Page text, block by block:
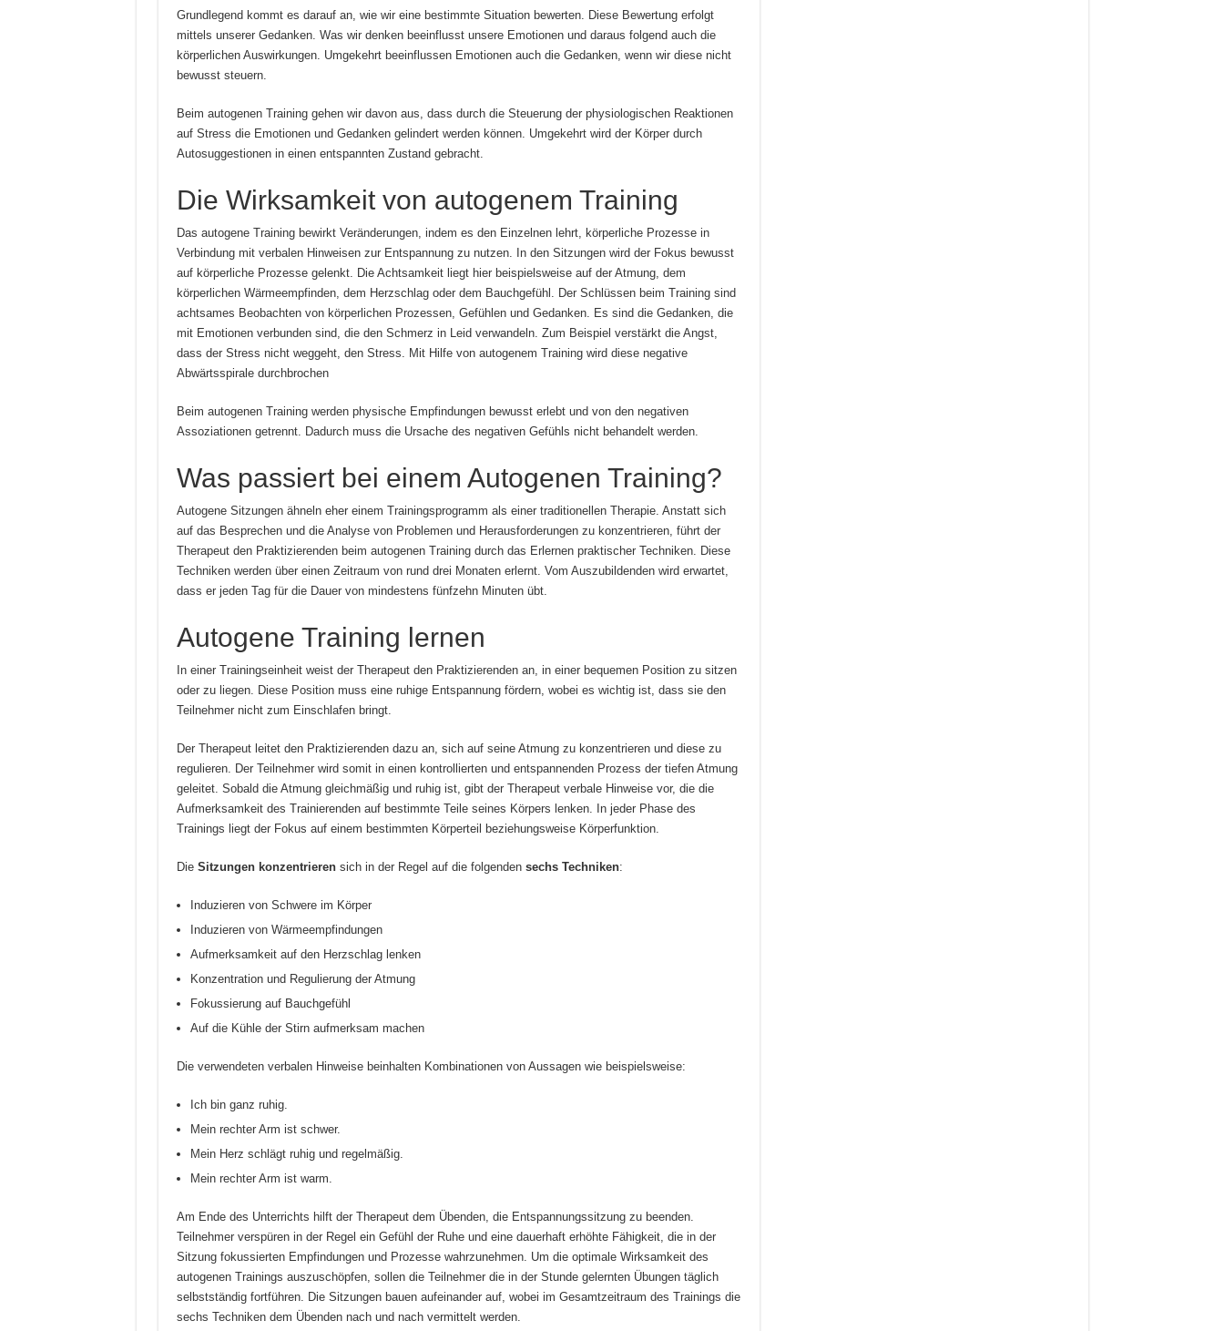
Grundlegend kommt es darauf an, wie wir eine bestimmte Situation bewerten. Diese Bewertung erfolgt
mittels unserer Gedanken. Was wir denken beeinflusst unsere Emotionen und daraus folgend auch die
körperlichen Auswirkungen. Umgekehrt beeinflussen Emotionen auch die Gedanken, wenn wir diese nicht
bewusst steuern.
Beim autogenen Training gehen wir davon aus, dass durch die Steuerung der physiologischen Reaktionen
auf Stress die Emotionen und Gedanken gelindert werden können. Umgekehrt wird der Körper durch
Autosuggestionen in einen entspannten Zustand gebracht.
Die Wirksamkeit von autogenem Training
Das autogene Training bewirkt Veränderungen, indem es den Einzelnen lehrt, körperliche Prozesse in
Verbindung mit verbalen Hinweisen zur Entspannung zu nutzen. In den Sitzungen wird der Fokus bewusst
auf körperliche Prozesse gelenkt. Die Achtsamkeit liegt hier beispielsweise auf der Atmung, dem
körperlichen Wärmeempfinden, dem Herzschlag oder dem Bauchgefühl. Der Schlüssen beim Training sind
achtsames Beobachten von körperlichen Prozessen, Gefühlen und Gedanken. Es sind die Gedanken, die
mit Emotionen verbunden sind, die den Schmerz in Leid verwandeln. Zum Beispiel verstärkt die Angst,
dass der Stress nicht weggeht, den Stress. Mit Hilfe von autogenem Training wird diese negative
Abwärtsspirale durchbrochen
Beim autogenen Training werden physische Empfindungen bewusst erlebt und von den negativen
Assoziationen getrennt. Dadurch muss die Ursache des negativen Gefühls nicht behandelt werden.
Was passiert bei einem Autogenen Training?
Autogene Sitzungen ähneln eher einem Trainingsprogramm als einer traditionellen Therapie. Anstatt sich
auf das Besprechen und die Analyse von Problemen und Herausforderungen zu konzentrieren, führt der
Therapeut den Praktizierenden beim autogenen Training durch das Erlernen praktischer Techniken. Diese
Techniken werden über einen Zeitraum von rund drei Monaten erlernt. Vom Auszubildenden wird erwartet,
dass er jeden Tag für die Dauer von mindestens fünfzehn Minuten übt.
Autogene Training lernen
In einer Trainingseinheit weist der Therapeut den Praktizierenden an, in einer bequemen Position zu sitzen
oder zu liegen. Diese Position muss eine ruhige Entspannung fördern, wobei es wichtig ist, dass sie den
Teilnehmer nicht zum Einschlafen bringt.
Der Therapeut leitet den Praktizierenden dazu an, sich auf seine Atmung zu konzentrieren und diese zu
regulieren. Der Teilnehmer wird somit in einen kontrollierten und entspannenden Prozess der tiefen Atmung
geleitet. Sobald die Atmung gleichmäßig und ruhig ist, gibt der Therapeut verbale Hinweise vor, die die
Aufmerksamkeit des Trainierenden auf bestimmte Teile seines Körpers lenken. In jeder Phase des
Trainings liegt der Fokus auf einem bestimmten Körperteil beziehungsweise Körperfunktion.
Die Sitzungen konzentrierensich in der Regel auf die folgenden sechs Techniken:
Induzieren von Schwere im Körper
Induzieren von Wärmeempfindungen
Aufmerksamkeit auf den Herzschlag lenken
Konzentration und Regulierung der Atmung
Fokussierung auf Bauchgefühl
Auf die Kühle der Stirn aufmerksam machen
Die verwendeten verbalen Hinweise beinhalten Kombinationen von Aussagen wie beispielsweise:
Ich bin ganz ruhig.
Mein rechter Arm ist schwer.
Mein Herz schlägt ruhig und regelmäßig.
Mein rechter Arm ist warm.
Am Ende des Unterrichts hilft der Therapeut dem Übenden, die Entspannungssitzung zu beenden.
Teilnehmer verspüren in der Regel ein Gefühl der Ruhe und eine dauerhaft erhöhte Fähigkeit, die in der
Sitzung fokussierten Empfindungen und Prozesse wahrzunehmen. Um die optimale Wirksamkeit des
autogenen Trainings auszuschöpfen, sollen die Teilnehmer die in der Stunde gelernten Übungen täglich
selbstständig fortführen. Die Sitzungen bauen aufeinander auf, wobei im Gesamtzeitraum des Trainings die
sechs Techniken dem Übenden nach und nach vermittelt werden.